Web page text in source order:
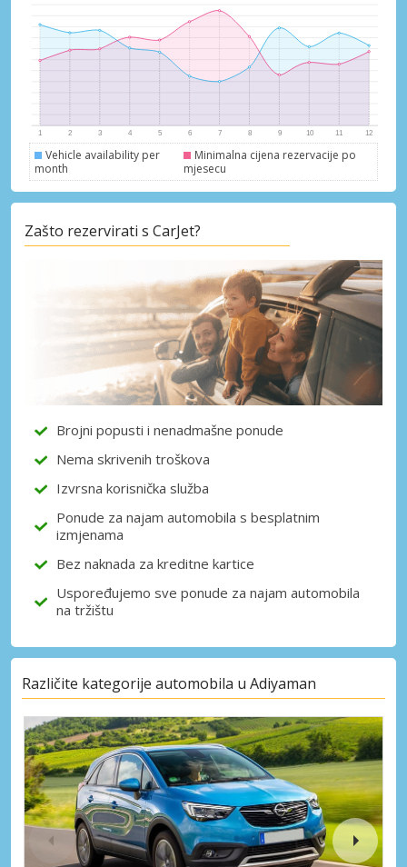
Posebni popusti
Pristupite ekskluzivnim ponudama naših
dobavljača
Prijava putem eLinka
Vehicle availability per
month
Minimalna cijena rezervacije po
mjesecu
Zašto rezervirati s CarJet?
Brojni popusti i nenadmašne ponude
Nema skrivenih troškova
Izvrsna korisnička služba
Ponude za najam automobila s besplatnim
izmjenama
Bez naknada za kreditne kartice
Uspoređujemo sve ponude za najam automobila
na tržištu
Različite kategorije automobila u Adiyaman